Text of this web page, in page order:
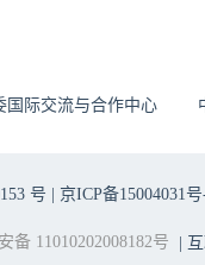
泡沫痰，立即行气管
心肌炎。心肌炎发
毒感染前驱症状后的
障碍：迅速发生急性
国际交流与合作中心
号 | 京ICP备15004031
备 11010202008182号 |